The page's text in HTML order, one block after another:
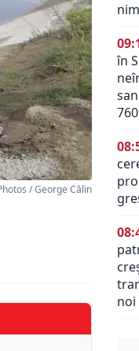
/ George Călin
în
noi